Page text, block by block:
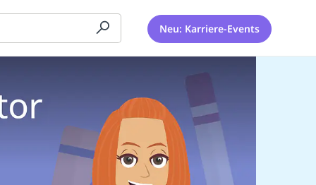
Neu: Karriere-Events